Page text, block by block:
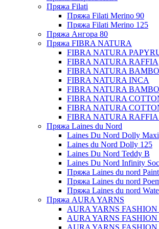
Пряжа Filati
Пряжа Filati Merino 90
Пряжа Filati Merino 125
Пряжа Ангора 80
Пряжа FIBRA NATURA
FIBRA NATURA
FIBRA NATURA RAFFIA
FIBRA NATURA
FIBRA NATURA INCA
FIBRA NATURA
FIBRA NATURA
FIBRA NATURA
FIBRA NATURA
Пряжа Laines du Nord
Laines Du Nord Dolly Maxi
Laines du Nord Dolly 125
Laines Du Nord Teddy B
Laines Du Nord Infinity
Пряжа Laines du nord
Пряжа Laines du nord
Пряжа Laines du nord
Пряжа AURA YARNS
AURA YARNS
AURA YARNS
AURA YARNS